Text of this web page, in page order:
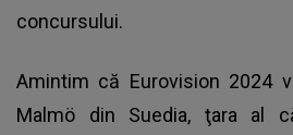
concursului.
Amintim că Eurovision 2024
Malmö din Suedia, ţara al